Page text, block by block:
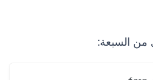
من السبعة: